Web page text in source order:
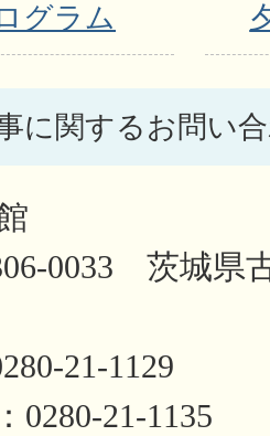
グラム
に関するお問い
館
0033 茨城県
21-1129
0280-21-1135